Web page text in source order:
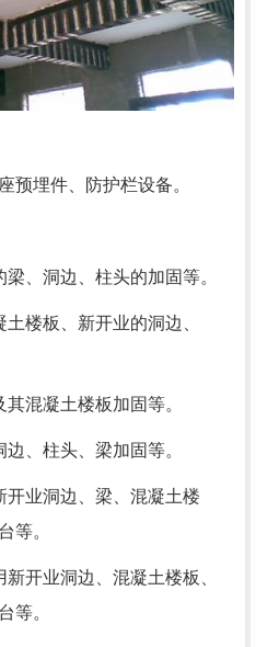
预埋件、防护栏设备。
、洞边、柱头的加固等。
楼板、新开业的洞边、
混凝土楼板加固等。
、柱头、梁加固等。
业洞边、梁、混凝土楼
等。
开业洞边、混凝土楼板、
等。